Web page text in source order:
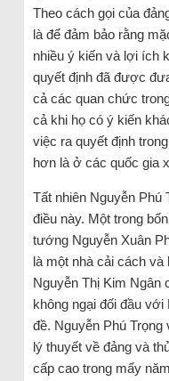
Theo cách gọi của
là để đảm bảo rằng
nhiều ý kiến và lợi ích
quyết định đã được
cả các quan chức
cả khi họ có ý kiến
việc ra quyết định
hơn là ở các quốc gia
Tất nhiên Nguyễn Phú
điều này. Một trong
tướng Nguyễn Xuân
là một nhà cải cách
Nguyễn Thị Kim Ngân
không ngại đối đầu
đề. Nguyễn Phú
lý thuyết về đảng và
cấp cao trong mấy